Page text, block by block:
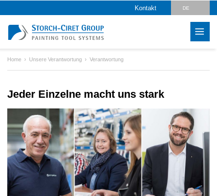
Kontakt DE
RO
LV
ES
Home Unsere Verantwortung Verantwortung
Jeder Einzelne macht uns stark